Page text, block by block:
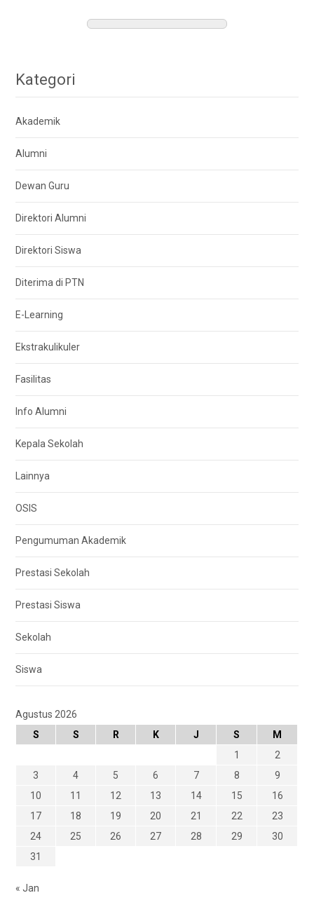
Kategori
Akademik
Alumni
Dewan Guru
Direktori Alumni
Direktori Siswa
Diterima di PTN
E-Learning
Ekstrakulikuler
Fasilitas
Info Alumni
Kepala Sekolah
Lainnya
OSIS
Pengumuman Akademik
Prestasi Sekolah
Prestasi Siswa
Sekolah
Siswa
Agustus 2026
S
S R K J S
M
1
2
3
4 5 6 7 8
9
10
11 12 13 14 15
16
17
18 19 20 21 22
23
24
25 26 27 28 29
30
31
« Jan